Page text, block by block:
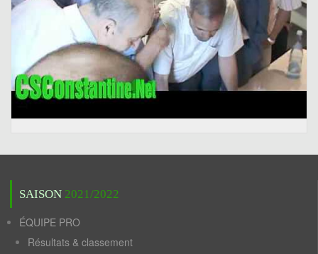
SAISON 2021/2022
ÉQUIPE PRO
Résultats & classement